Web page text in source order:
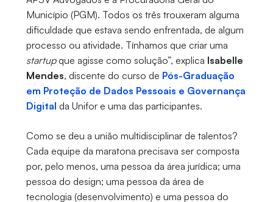
Município (PGM). Todos os três trouxeram alguma
dificuldade que estava sendo enfrentada, de algum
processo ou atividade. Tínhamos que criar uma
startupque agisse como solução”, explica Isabelle
Mendes, discente do curso de Pós-Graduação
em Proteção de Dados Pessoais e Governança
Digital da Unifor e uma das participantes.
Como se deu a união multidisciplinar de talentos?
Cada equipe da maratona precisava ser composta
por, pelo menos, uma pessoa da área jurídica; uma
pessoa do design; uma pessoa da área de
tecnologia (desenvolvimento) e uma pessoa do